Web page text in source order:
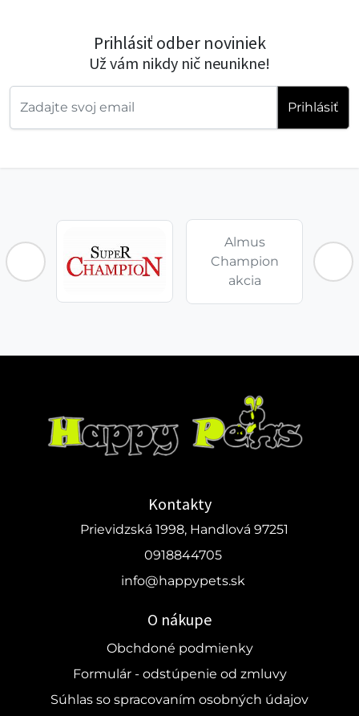
Prihlásiť odber noviniek
Už vám nikdy nič neunikne!
Prihlásiť
Almus
Champion
akcia
Kontakty
Prievidzská 1998, Handlová 97251
0918844705
info@happypets.sk
O nákupe
Obchdoné podmienky
Formulár - odstúpenie od zmluvy
Súhlas so spracovaním osobných údajov